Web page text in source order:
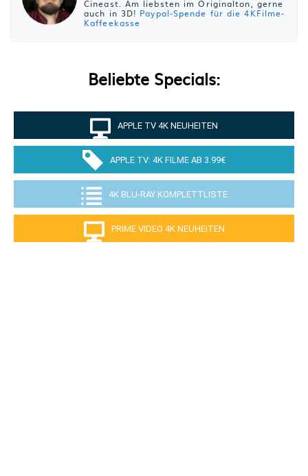
Cineast. Am liebsten im Originalton, gerne
auch in 3D! Paypal-Spende für die 4KFilme-
Kaffeekasse
Beliebte Specials:
APPLE TV 4K NEUHEITEN
APPLE TV: 4K FILME AB 3.99€
4K BLU-RAY KOMPLETTLISTE
PRIME VIDEO 4K NEUHEITEN